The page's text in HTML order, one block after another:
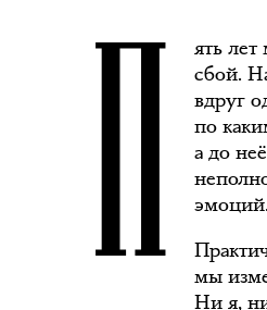
П
ять
сбой.
вдруг
по
а до
эмоций.
мы
Ни я,